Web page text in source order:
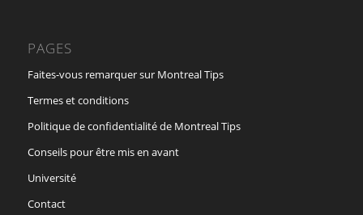
PAGES
Faites-vous remarquer sur Montreal Tips
Termes et conditions
Politique de confidentialité de Montreal Tips
Conseils pour être mis en avant
Université
Contact